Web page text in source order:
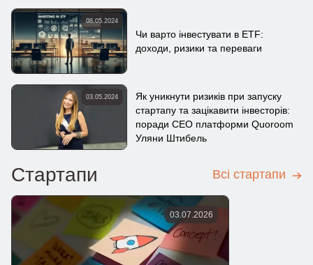
08.05.2024
Чи варто інвестувати в ETF:
доходи, ризики та переваги
03.05.2024
Як уникнути ризиків при запуску
стартапу та зацікавити інвесторів:
поради СЕО платформи Quoroom
Уляни Штибель
Стартапи Всі стартапи
03.07.2026